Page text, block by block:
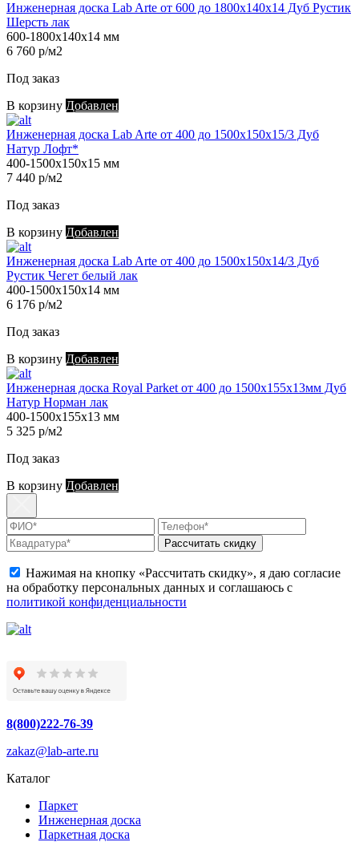
Инженерная доска Lab Arte от 600 до 1800х140х14 Дуб Рустик
Шерсть лак
600-1800х140х14 мм
6 760 р/м2
Под заказ
В корзину Добавлен
Инженерная доска Lab Arte от 400 до 1500х150х15/3 Дуб
Натур Лофт*
400-1500х150х15 мм
7 440 р/м2
Под заказ
В корзину Добавлен
Инженерная доска Lab Arte от 400 до 1500х150х14/3 Дуб
Рустик Чегет белый лак
400-1500х150х14 мм
6 176 р/м2
Под заказ
В корзину Добавлен
Инженерная доска Royal Parket от 400 до 1500х155х13мм Дуб
Натур Норман лак
400-1500х155х13 мм
5 325 р/м2
Под заказ
В корзину Добавлен
Рассчитать скидку
Нажимая на кнопку «Рассчитать скидку», я даю согласие
на обработку персональных данных и соглашаюсь с
политикой конфиденциальности
8(800)222-76-39
zakaz@lab-arte.ru
Каталог
Паркет
Инженерная доска
Паркетная доска